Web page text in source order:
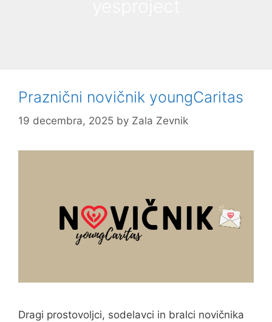
Praznični novičnik youngCaritas
19 decembra, 2025 by Zala Zevnik
Dragi prostovoljci, sodelavci in bralci novičnika